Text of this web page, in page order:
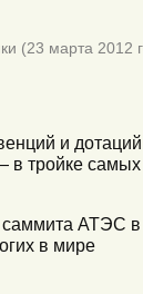
(23 марта 2012
и
в тройке самых
саммита АТЭС в
в мире